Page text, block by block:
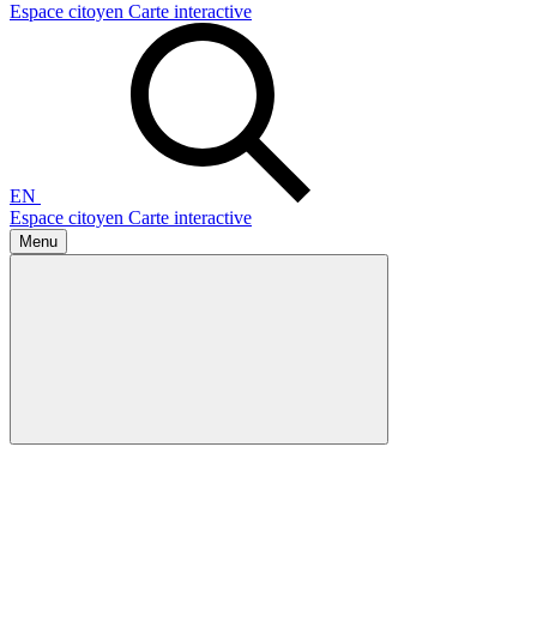
Espace citoyen Carte interactive
EN
Espace citoyen Carte interactive
Menu